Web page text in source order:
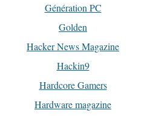
Génération PC
Golden
Hacker News Magazine
Hackin9
Hardcore Gamers
Hardware magazine